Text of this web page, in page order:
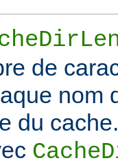
de
nom
du